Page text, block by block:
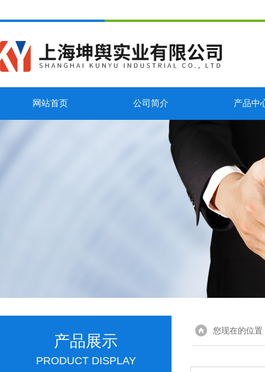
网站首页 公司简介 产品中
产品展示
PRODUCT DISPLAY
您现在的位置